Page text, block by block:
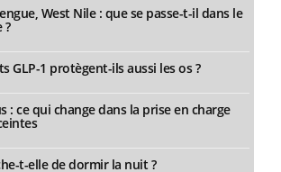
West Nile : que se passe-t-il dans le
?
GLP-1 protègent-ils aussi les os ?
: ce qui change dans la prise en charge
t-elle de dormir la nuit ?